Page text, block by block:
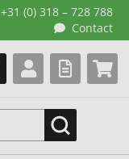
+31 (0) 318 – 728 788
Contact